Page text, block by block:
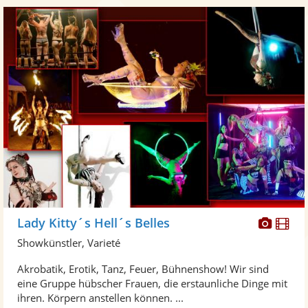
Lady Kitty´s Hell´s Belles
Showkünstler, Varieté
Akrobatik, Erotik, Tanz, Feuer, Bühnenshow! Wir sind
eine Gruppe hübscher Frauen, die erstaunliche Dinge mit
ihren. Körpern anstellen können. ...